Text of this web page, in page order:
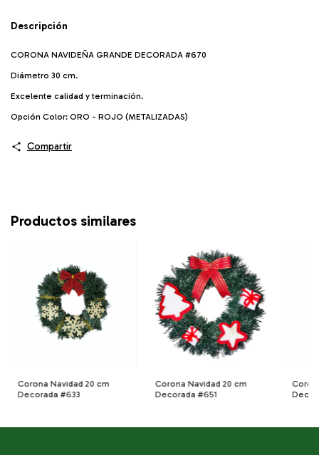
Descripción
CORONA NAVIDEÑA GRANDE DECORADA #670
Diámetro 30 cm.
Excelente calidad y terminación.
Opción Color: ORO - ROJO (METALIZADAS)
Compartir
Productos similares
Corona Navidad 20 cm
Decorada #633
Corona Navidad 20 cm
Decorada #651